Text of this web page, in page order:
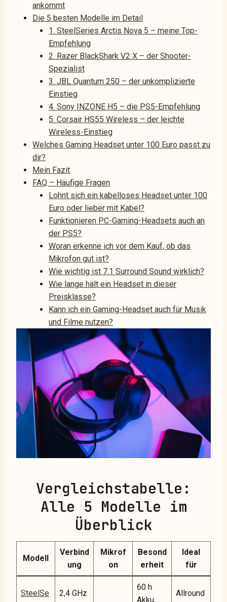
ankommt
Die 5 besten Modelle im Detail
1. SteelSeries Arctis Nova 5 – meine Top-
Empfehlung
2. Razer BlackShark V2 X – der Shooter-
Spezialist
3. JBL Quantum 250 – der unkomplizierte
Einstieg
4. Sony INZONE H5 – die PS5-Empfehlung
5. Corsair HS55 Wireless – der leichte
Wireless-Einstieg
Welches Gaming Headset unter 100 Euro passt zu
dir?
Mein Fazit
FAQ – Häufige Fragen
Lohnt sich ein kabelloses Headset unter 100
Euro oder lieber mit Kabel?
Funktionieren PC-Gaming-Headsets auch an
der PS5?
Woran erkenne ich vor dem Kauf, ob das
Mikrofon gut ist?
Wie wichtig ist 7.1 Surround Sound wirklich?
Wie lange hält ein Headset in dieser
Preisklasse?
Kann ich ein Gaming-Headset auch für Musik
und Filme nutzen?
Vergleichstabelle:
Alle 5 Modelle im
Überblick
Modell
Verbind
ung
Mikrof
on
Besond
erheit
Ideal
für
SteelSe
2,4 GHz
60 h
Akku,
Allround